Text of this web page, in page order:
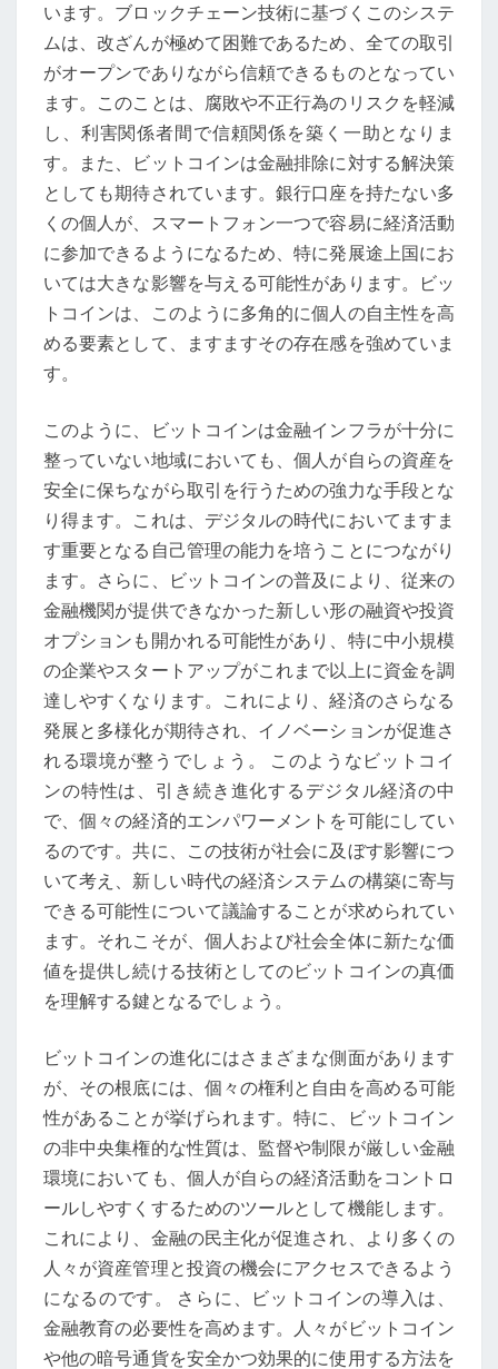
います。ブロックチェーン技術に基づくこのシステ
ムは、改ざんが極めて困難であるため、全ての取引
がオープンでありながら信頼できるものとなってい
ます。このことは、腐敗や不正行為のリスクを軽減
し、利害関係者間で信頼関係を築く一助となりま
す。また、ビットコインは金融排除に対する解決策
としても期待されています。銀行口座を持たない多
くの個人が、スマートフォン一つで容易に経済活動
に参加できるようになるため、特に発展途上国にお
いては大きな影響を与える可能性があります。ビッ
トコインは、このように多角的に個人の自主性を高
める要素として、ますますその存在感を強めていま
す。
このように、ビットコインは金融インフラが十分に
整っていない地域においても、個人が自らの資産を
安全に保ちながら取引を行うための強力な手段とな
り得ます。これは、デジタルの時代においてますま
す重要となる自己管理の能力を培うことにつながり
ます。さらに、ビットコインの普及により、従来の
金融機関が提供できなかった新しい形の融資や投資
オプションも開かれる可能性があり、特に中小規模
の企業やスタートアップがこれまで以上に資金を調
達しやすくなります。これにより、経済のさらなる
発展と多様化が期待され、イノベーションが促進さ
れる環境が整うでしょう。 このようなビットコイ
ンの特性は、引き続き進化するデジタル経済の中
で、個々の経済的エンパワーメントを可能にしてい
るのです。共に、この技術が社会に及ぼす影響につ
いて考え、新しい時代の経済システムの構築に寄与
できる可能性について議論することが求められてい
ます。それこそが、個人および社会全体に新たな価
値を提供し続ける技術としてのビットコインの真価
を理解する鍵となるでしょう。
ビットコインの進化にはさまざまな側面があります
が、その根底には、個々の権利と自由を高める可能
性があることが挙げられます。特に、ビットコイン
の非中央集権的な性質は、監督や制限が厳しい金融
環境においても、個人が自らの経済活動をコントロ
ールしやすくするためのツールとして機能します。
これにより、金融の民主化が促進され、より多くの
人々が資産管理と投資の機会にアクセスできるよう
になるのです。 さらに、ビットコインの導入は、
金融教育の必要性を高めます。人々がビットコイン
や他の暗号通貨を安全かつ効果的に使用する方法を